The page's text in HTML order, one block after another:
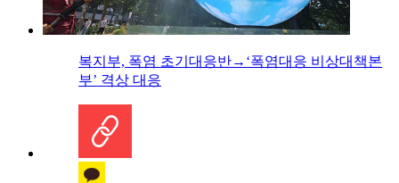
복지부, 폭염 초기대응반→‘폭염대응 비상대책본
부’ 격상 대응